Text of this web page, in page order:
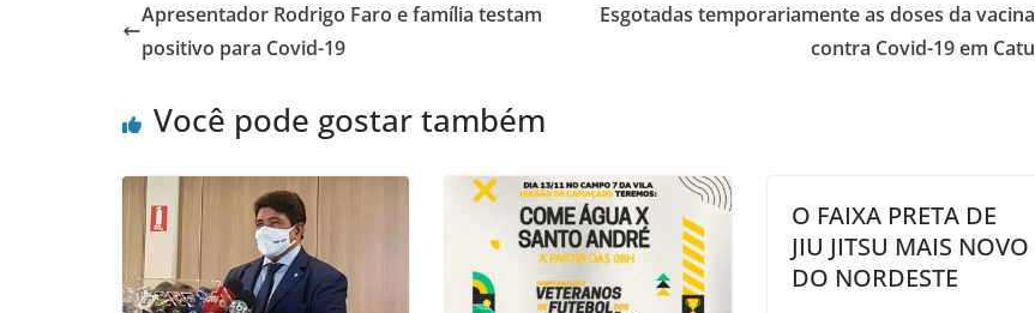
Apresentador Rodrigo Faro e família testam
positivo para Covid-19
Esgotadas temporariamente as doses da vacina
contra Covid-19 em Catu
Você pode gostar também
O FAIXA PRETA DE
JIU JITSU MAIS NOVO
DO NORDESTE